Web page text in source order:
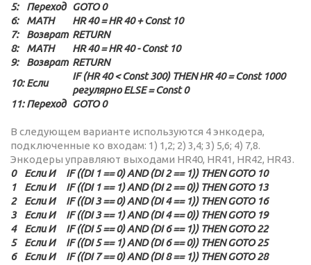
5:
Переход GOTO 0
6:
MATH
HR 40 = HR 40 + Const 10
7:
Возврат RETURN
8:
MATH
HR 40 = HR 40 - Const 10
9:
Возврат RETURN
10:Если
IF (HR 40 < Const 300) THEN HR 40 = Const 1000
регулярно ELSE = Const 0
11:Переход GOTO 0
В следующем варианте используются 4 энкодера,
подключенные ко входам: 1) 1,2; 2) 3,4; 3) 5,6; 4) 7,8.
Энкодеры управляют выходами HR40, HR41, HR42, HR43.
0
Если И
IF ((DI 1 == 0) AND (DI 2 == 1)) THEN GOTO 10
1
Если И
IF ((DI 1 == 1) AND (DI 2 == 0)) THEN GOTO 13
2
Если И
IF ((DI 3 == 0) AND (DI 4 == 1)) THEN GOTO 16
3
Если И
IF ((DI 3 == 1) AND (DI 4 == 0)) THEN GOTO 19
4
Если И
IF ((DI 5 == 0) AND (DI 6 == 1)) THEN GOTO 22
5
Если И
IF ((DI 5 == 1) AND (DI 6 == 0)) THEN GOTO 25
6
Если И
IF ((DI 7 == 0) AND (DI 8 == 1)) THEN GOTO 28